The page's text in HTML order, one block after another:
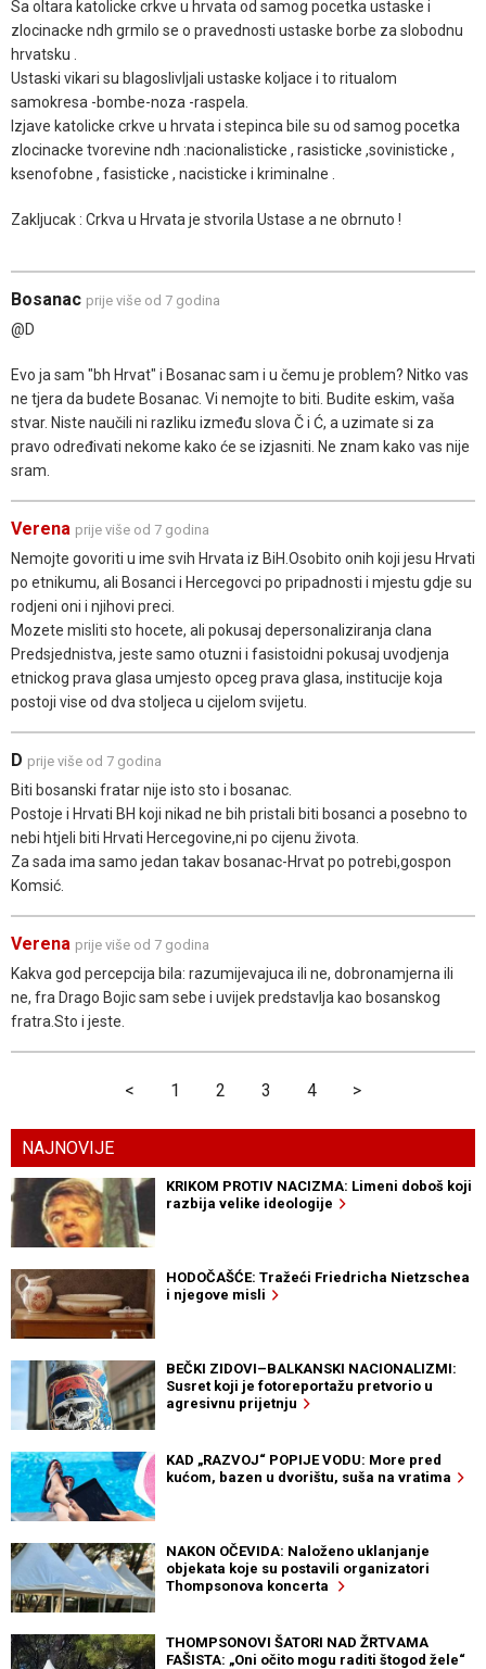
Sa oltara katolicke crkve u hrvata od samog pocetka ustaske i
zlocinacke ndh grmilo se o pravednosti ustaske borbe za slobodnu
hrvatsku .
Ustaski vikari su blagoslivljali ustaske koljace i to ritualom
samokresa -bombe-noza -raspela.
Izjave katolicke crkve u hrvata i stepinca bile su od samog pocetka
zlocinacke tvorevine ndh :nacionalisticke , rasisticke ,sovinisticke ,
ksenofobne , fasisticke , nacisticke i kriminalne .
Zakljucak : Crkva u Hrvata je stvorila Ustase a ne obrnuto !
Bosanac prije više od 7 godina
@D
Evo ja sam "bh Hrvat" i Bosanac sam i u čemu je problem? Nitko vas
ne tjera da budete Bosanac. Vi nemojte to biti. Budite eskim, vaša
stvar. Niste naučili ni razliku između slova Č i Ć, a uzimate si za
pravo određivati nekome kako će se izjasniti. Ne znam kako vas nije
sram.
Verena prije više od 7 godina
Nemojte govoriti u ime svih Hrvata iz BiH.Osobito onih koji jesu Hrvati
po etnikumu, ali Bosanci i Hercegovci po pripadnosti i mjestu gdje su
rodjeni oni i njihovi preci.
Mozete misliti sto hocete, ali pokusaj depersonaliziranja clana
Predsjednistva, jeste samo otuzni i fasistoidni pokusaj uvodjenja
etnickog prava glasa umjesto opceg prava glasa, institucije koja
postoji vise od dva stoljeca u cijelom svijetu.
D prije više od 7 godina
Biti bosanski fratar nije isto sto i bosanac.
Postoje i Hrvati BH koji nikad ne bih pristali biti bosanci a posebno to
nebi htjeli biti Hrvati Hercegovine,ni po cijenu života.
Za sada ima samo jedan takav bosanac-Hrvat po potrebi,gospon
Komsić.
Verena prije više od 7 godina
Kakva god percepcija bila: razumijevajuca ili ne, dobronamjerna ili
ne, fra Drago Bojic sam sebe i uvijek predstavlja kao bosanskog
fratra.Sto i jeste.
< 1 2 3 4 >
NAJNOVIJE
KRIKOM PROTIV NACIZMA: Limeni doboš koji
razbija velike ideologije
HODOČAŠĆE: Tražeći Friedricha Nietzschea
i njegove misli
BEČKI ZIDOVI–BALKANSKI NACIONALIZMI:
Susret koji je fotoreportažu pretvorio u
agresivnu prijetnju
KAD „RAZVOJ“ POPIJE VODU: More pred
kućom, bazen u dvorištu, suša na vratima
NAKON OČEVIDA: Naloženo uklanjanje
objekata koje su postavili organizatori
Thompsonova koncerta
THOMPSONOVI ŠATORI NAD ŽRTVAMA
FAŠISTA: „Oni očito mogu raditi štogod žele“